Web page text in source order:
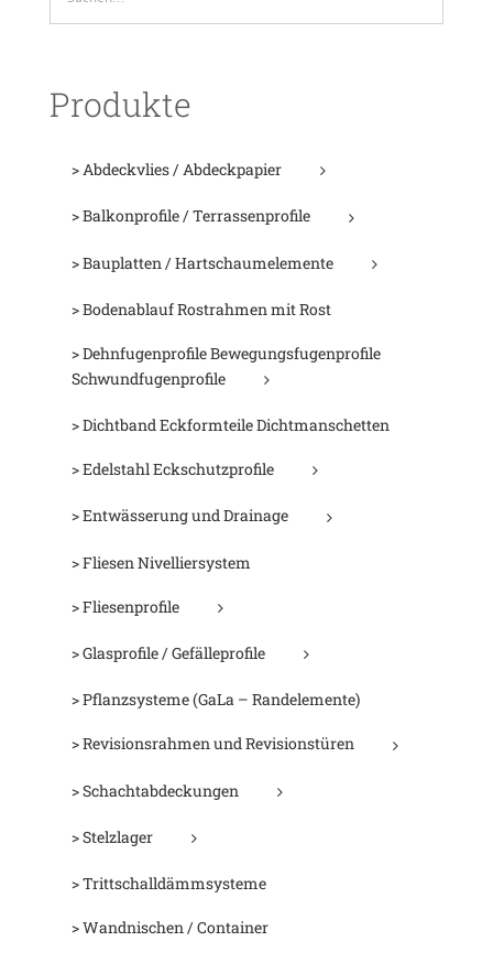
Produkte
> Abdeckvlies / Abdeckpapier
> Balkonprofile / Terrassenprofile
> Bauplatten / Hartschaumelemente
> Bodenablauf Rostrahmen mit Rost
> Dehnfugenprofile Bewegungsfugenprofile
Schwundfugenprofile
> Dichtband Eckformteile Dichtmanschetten
> Edelstahl Eckschutzprofile
> Entwässerung und Drainage
> Fliesen Nivelliersystem
> Fliesenprofile
> Glasprofile / Gefälleprofile
> Pflanzsysteme (GaLa – Randelemente)
> Revisionsrahmen und Revisionstüren
> Schachtabdeckungen
> Stelzlager
> Trittschalldämmsysteme
> Wandnischen / Container